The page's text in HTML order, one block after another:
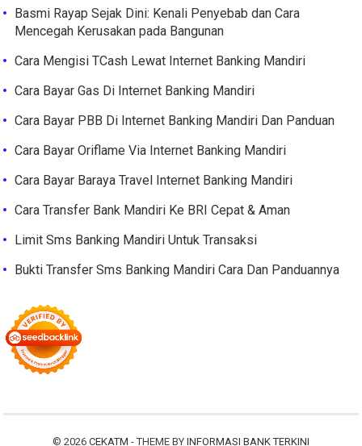
Basmi Rayap Sejak Dini: Kenali Penyebab dan Cara
Mencegah Kerusakan pada Bangunan
Cara Mengisi TCash Lewat Internet Banking Mandiri
Cara Bayar Gas Di Internet Banking Mandiri
Cara Bayar PBB Di Internet Banking Mandiri Dan Panduan
Cara Bayar Oriflame Via Internet Banking Mandiri
Cara Bayar Baraya Travel Internet Banking Mandiri
Cara Transfer Bank Mandiri Ke BRI Cepat & Aman
Limit Sms Banking Mandiri Untuk Transaksi
Bukti Transfer Sms Banking Mandiri Cara Dan Panduannya
© 2026 CEKATM - THEME BY INFORMASI BANK TERKINI